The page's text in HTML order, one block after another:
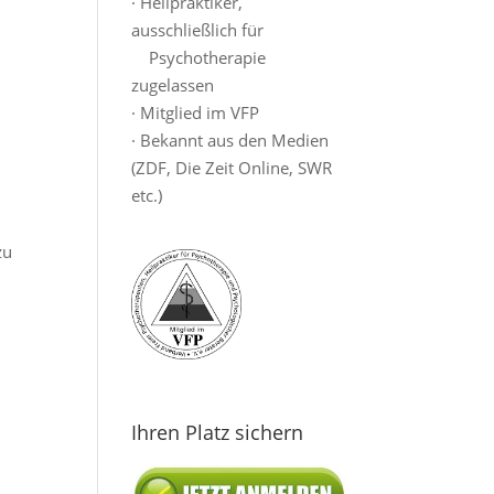
ausschließlich für
Psychotherapie
zugelassen
· Mitglied im VFP
· Bekannt aus den Medien
(ZDF, Die Zeit Online, SWR
etc.)
Ihren Platz sichern